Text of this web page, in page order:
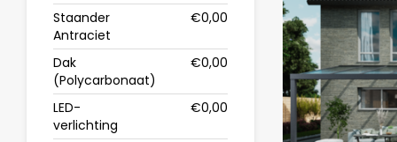
Staander
Antraciet
€0,00
Dak
(Polycarbonaat)
€0,00
LED-
verlichting
€0,00